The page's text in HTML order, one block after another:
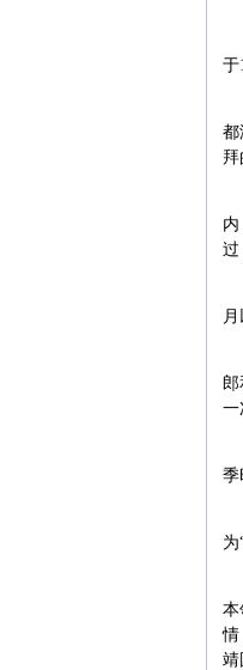
于
都
拜
过
郎
一
季
为
本
情
靖